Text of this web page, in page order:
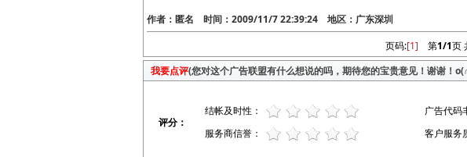
作者：匿名 时间：2009/11/7 22:39:24 地区：广东深圳
页码:[1] 第1/1页
我要点评(您对这个广告联盟有什么想说的吗，期待您的宝贵意见！谢谢！
评分：
结帐及时性：
广告代码
服务商信誉：
客户服务